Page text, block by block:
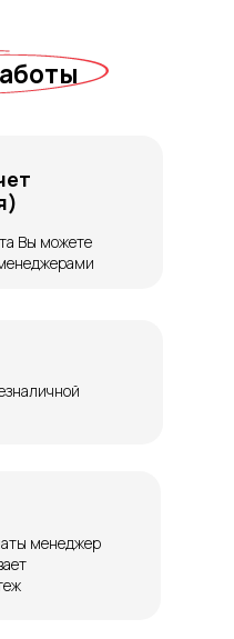
Вы можете
менеджер